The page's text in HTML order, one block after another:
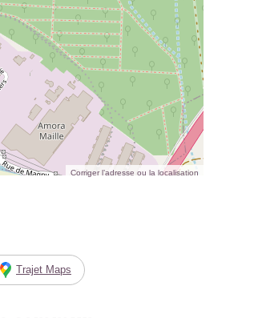
Corriger l’adresse ou la localisation
Trajet Maps